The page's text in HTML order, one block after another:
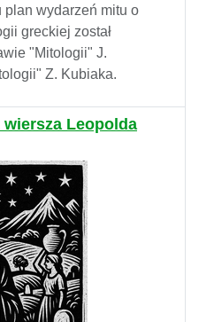
plan wydarzeń mitu o
greckiej został
"Mitologii" J.
Z. Kubiaka.
Leopolda